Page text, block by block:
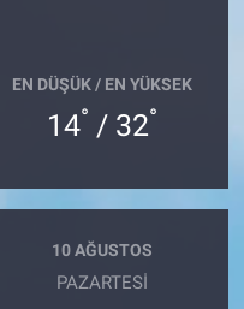
EN DÜŞÜK / EN YÜKSEK
14° / 32°
10 AĞUSTOS
PAZARTESI